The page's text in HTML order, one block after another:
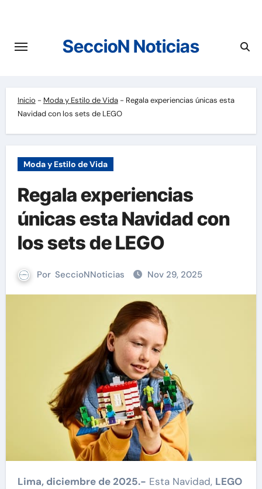
contenido
SeccioN Noticias
Inicio - Moda y Estilo de Vida- Regala experiencias únicas esta
Navidad con los sets de LEGO
Moda y Estilo de Vida
Regala experiencias
únicas esta Navidad con
los sets de LEGO
Por SeccioNNoticias Nov 29, 2025
Lima, diciembre de 2025.- Esta Navidad, LEGO